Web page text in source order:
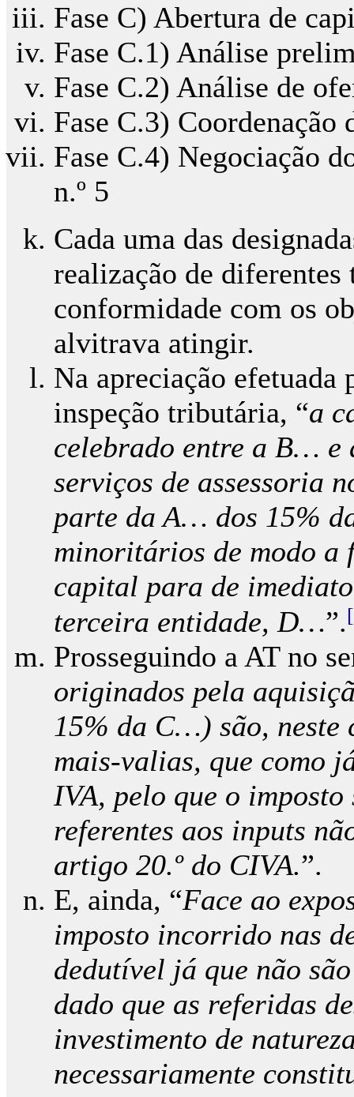
Fase C) Abertura de
Fase C.1) Análise
Fase C.2) Análise de
Fase C.3) Coordenação
Fase C.4) Negociação
n.º 5
Cada uma das
realização de
conformidade com os
alvitrava atingir.
Na apreciação efetuada
inspeção tributária, “a
celebrado entre a B… e
serviços de assessoria
parte da A… dos 15%
minoritários de modo a
capital para de
terceira entidade, D…”.
Prosseguindo a AT no
originados pela
15% da C…) são, neste
mais-valias, que como
IVA, pelo que o imposto
referentes aos inputs
artigo 20.º do CIVA.”.
E, ainda, “Face ao
imposto incorrido nas
dedutível já que não
dado que as referidas
investimento de
necessariamente